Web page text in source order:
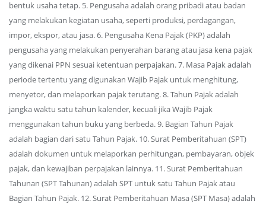
bentuk usaha tetap. 5. Pengusaha adalah orang pribadi atau badan
yang melakukan kegiatan usaha, seperti produksi, perdagangan,
impor, ekspor, atau jasa. 6. Pengusaha Kena Pajak (PKP) adalah
pengusaha yang melakukan penyerahan barang atau jasa kena pajak
yang dikenai PPN sesuai ketentuan perpajakan. 7. Masa Pajak adalah
periode tertentu yang digunakan Wajib Pajak untuk menghitung,
menyetor, dan melaporkan pajak terutang. 8. Tahun Pajak adalah
jangka waktu satu tahun kalender, kecuali jika Wajib Pajak
menggunakan tahun buku yang berbeda. 9. Bagian Tahun Pajak
adalah bagian dari satu Tahun Pajak. 10. Surat Pemberitahuan (SPT)
adalah dokumen untuk melaporkan perhitungan, pembayaran, objek
pajak, dan kewajiban perpajakan lainnya. 11. Surat Pemberitahuan
Tahunan (SPT Tahunan) adalah SPT untuk satu Tahun Pajak atau
Bagian Tahun Pajak. 12. Surat Pemberitahuan Masa (SPT Masa) adalah